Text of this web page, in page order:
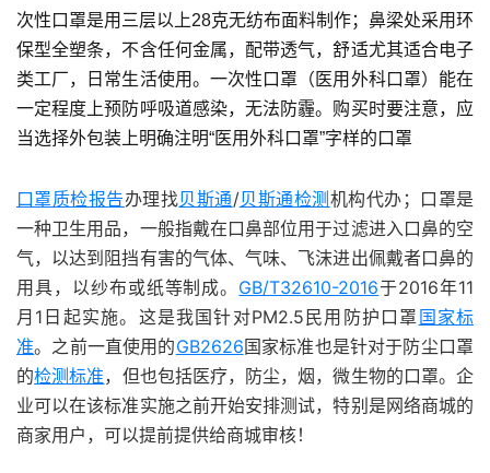
次性口罩是用三层以上28克无纺布面料制作；鼻梁处采用环
保型全塑条，不含任何金属，配带透气，舒适尤其适合电子
类工厂，日常生活使用。一次性口罩（医用外科口罩）能在
一定程度上预防呼吸道感染，无法防霾。购买时要注意，应
当选择外包装上明确注明“医用外科口罩”字样的口罩
口罩质检报告办理找贝斯通/贝斯通检测机构代办；口罩是
一种卫生用品，一般指戴在口鼻部位用于过滤进入口鼻的空
气，以达到阻挡有害的气体、气味、飞沫进出佩戴者口鼻的
用具，以纱布或纸等制成。 GB/T32610-2016于2016年11
月1日起实施。这是我国针对PM2.5民用防护口罩 国家标
准。之前一直使用的GB2626国家标准也是针对于防尘口罩
的检测标准，但也包括医疗，防尘，烟，微生物的口罩。企
业可以在该标准实施之前开始安排测试，特别是网络商城的
商家用户，可以提前提供给商城审核！